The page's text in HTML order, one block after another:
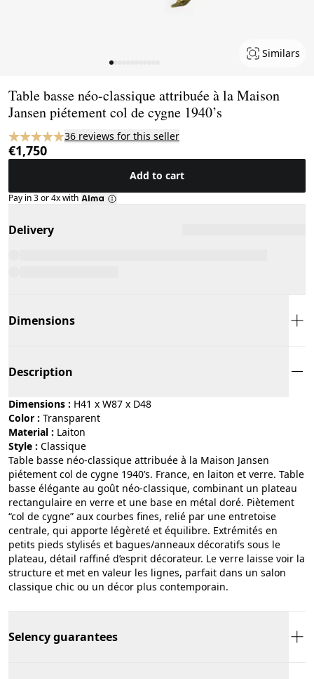
Similars
Table basse néo-classique attribuée à la Maison
Jansen piétement col de cygne 1940’s
36 reviews for this seller
€1,750
Add to cart
Pay in 3 or 4x with
Delivery
Dimensions
Description
Dimensions : H41 x W87 x D48
Color :
transparent
Material :
laiton
Style :
classique
Table basse néo-classique attribuée à la Maison Jansen
piétement col de cygne 1940’s. France, en laiton et verre. Table
basse élégante au goût néo-classique, combinant un plateau
rectangulaire en verre et une base en métal doré. Piètement
“col de cygne” aux courbes fines, relié par une entretoise
centrale, qui apporte légèreté et équilibre. Extrémités en
petits pieds stylisés et bagues/anneaux décoratifs sous le
plateau, détail raffiné d’esprit décorateur. Le verre laisse voir la
structure et met en valeur les lignes, parfait dans un salon
classique chic ou un décor plus contemporain.
Selency guarantees